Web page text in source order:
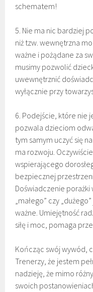
schematem!
5. Nie ma nic bardziej
niż tzw. wewnętrzna
ważne i pożądane za
musimy pozwolić
uwewnętrznić
wyłącznie przy
6. Podejście, które nie
pozwala dzieciom
tym samym uczyć się
ma rozwoju.
wspierającego
bezpiecznej
Doświadczenie porażki
„małego” czy
ważne. Umiejętność
siłę i moc, pomaga
Kończąc swój wywód,
Trenerzy, że jestem
nadzieję, że mimo
swoich